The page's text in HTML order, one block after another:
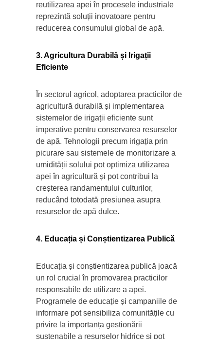
reutilizarea apei în procesele industriale
reprezintă soluții inovatoare pentru
reducerea consumului global de apă.
3. Agricultura Durabilă și Irigații
Eficiente
În sectorul agricol, adoptarea practicilor de
agricultură durabilă și implementarea
sistemelor de irigații eficiente sunt
imperative pentru conservarea resurselor
de apă. Tehnologii precum irigația prin
picurare sau sistemele de monitorizare a
umidității solului pot optimiza utilizarea
apei în agricultură și pot contribui la
creșterea randamentului culturilor,
reducând totodată presiunea asupra
resurselor de apă dulce.
4. Educația și Conștientizarea Publică
Educația și conștientizarea publică joacă
un rol crucial în promovarea practicilor
responsabile de utilizare a apei.
Programele de educație și campaniile de
informare pot sensibiliza comunitățile cu
privire la importanța gestionării
sustenabile a resurselor hidrice și pot